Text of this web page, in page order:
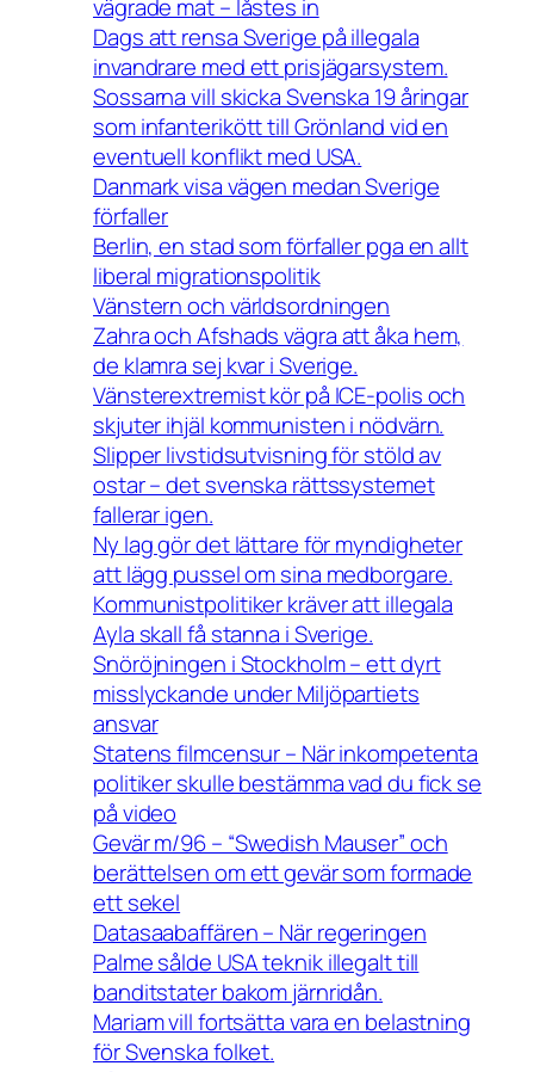
vägrade mat – låstes in
Dags att rensa Sverige på illegala
invandrare med ett prisjägarsystem.
Sossarna vill skicka Svenska 19 åringar
som infanterikött till Grönland vid en
eventuell konflikt med USA.
Danmark visa vägen medan Sverige
förfaller
Berlin, en stad som förfaller pga en allt
liberal migrationspolitik
Vänstern och världsordningen
Zahra och Afshads vägra att åka hem,
de klamra sej kvar i Sverige.
Vänsterextremist kör på ICE-polis och
skjuter ihjäl kommunisten i nödvärn.
Slipper livstidsutvisning för stöld av
ostar – det svenska rättssystemet
fallerar igen.
Ny lag gör det lättare för myndigheter
att lägg pussel om sina medborgare.
Kommunistpolitiker kräver att illegala
Ayla skall få stanna i Sverige.
Snöröjningen i Stockholm – ett dyrt
misslyckande under Miljöpartiets
ansvar
Statens filmcensur – När inkompetenta
politiker skulle bestämma vad du fick se
på video
Gevär m/96 – “Swedish Mauser” och
berättelsen om ett gevär som formade
ett sekel
Datasaabaffären – När regeringen
Palme sålde USA teknik illegalt till
banditstater bakom järnridån.
Mariam vill fortsätta vara en belastning
för Svenska folket.